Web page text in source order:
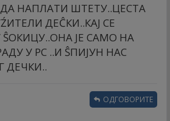
НАПЛАТИ ШТЕТУ..ЦЕСТА
ДЕĈКИ..КАЈ СЕ
ЈЕ САМО НА
У РС ..И ŜПИЈУН НАС
ДЕЧКИ..
ОДГОВОРИТЕ